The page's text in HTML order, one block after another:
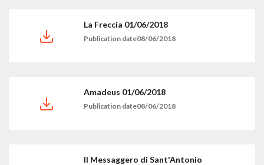
La Freccia 01/06/2018
Publication date08/06/2018
Amadeus 01/06/2018
Publication date08/06/2018
Il Messaggero di Sant'Antonio